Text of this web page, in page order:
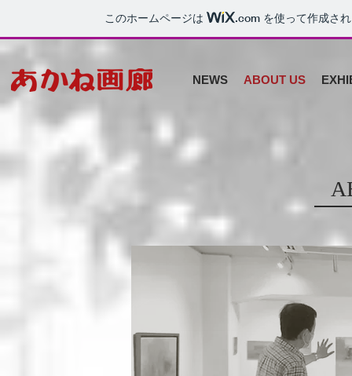
このホームページは .com を使って作成さ
NEWS ABOUT US